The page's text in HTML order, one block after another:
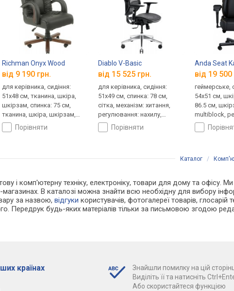
Richman Onyx Wood
від 9 190 грн.
для керівника, сидіння:
51x48 см, тканина, шкіра,
шкірзам, спинка: 75 см,
тканина, шкіра, шкірзам,
механізм: хитання,
регулювання: висоти,
порівняти
Diablo V-Basic
від 15 525 грн.
для керівника, сидіння:
51x49 см, спинка: 78 см,
сітка, механізм: хитання,
регулювання: нахилу,
висоти, жорсткості
порівняти
Anda Seat
від 19 500
геймерське,
54x51 см,
86.5 см,
multiblock,
нахилу,
Каталог /
і комп'ютерну техніку, електроніку, товари для дому та офісу.
В каталозі можна знайти всю необхідну для вибору
за назвою,відгуки користувачів, фотогалереї товарів, глосарій
Передрук будь-яких матеріалів тільки за письмовою згодою
країнах
Знайшли помилку на цій
Виділіть її та натисніть
Або скористайтеся функцією